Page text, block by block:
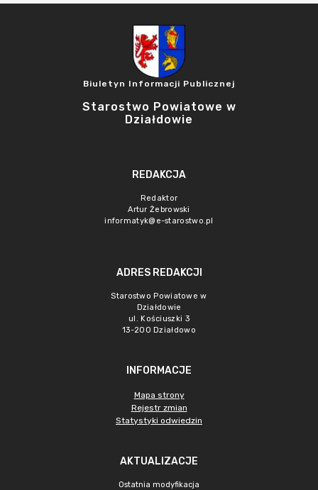
Biuletyn Informacji Publicznej
Starostwo Powiatowe w
Działdowie
REDAKCJA
Redaktor
Artur Żebrowski
informatyk@e-starostwo.pl
ADRES REDAKCJI
Starostwo Powiatowe w
Działdowie
ul. Kościuszki 3
13-200 Działdowo
INFORMACJE
Mapa strony
Rejestr zmian
Statystyki odwiedzin
AKTUALIZACJE
Ostatnia modyfikacja